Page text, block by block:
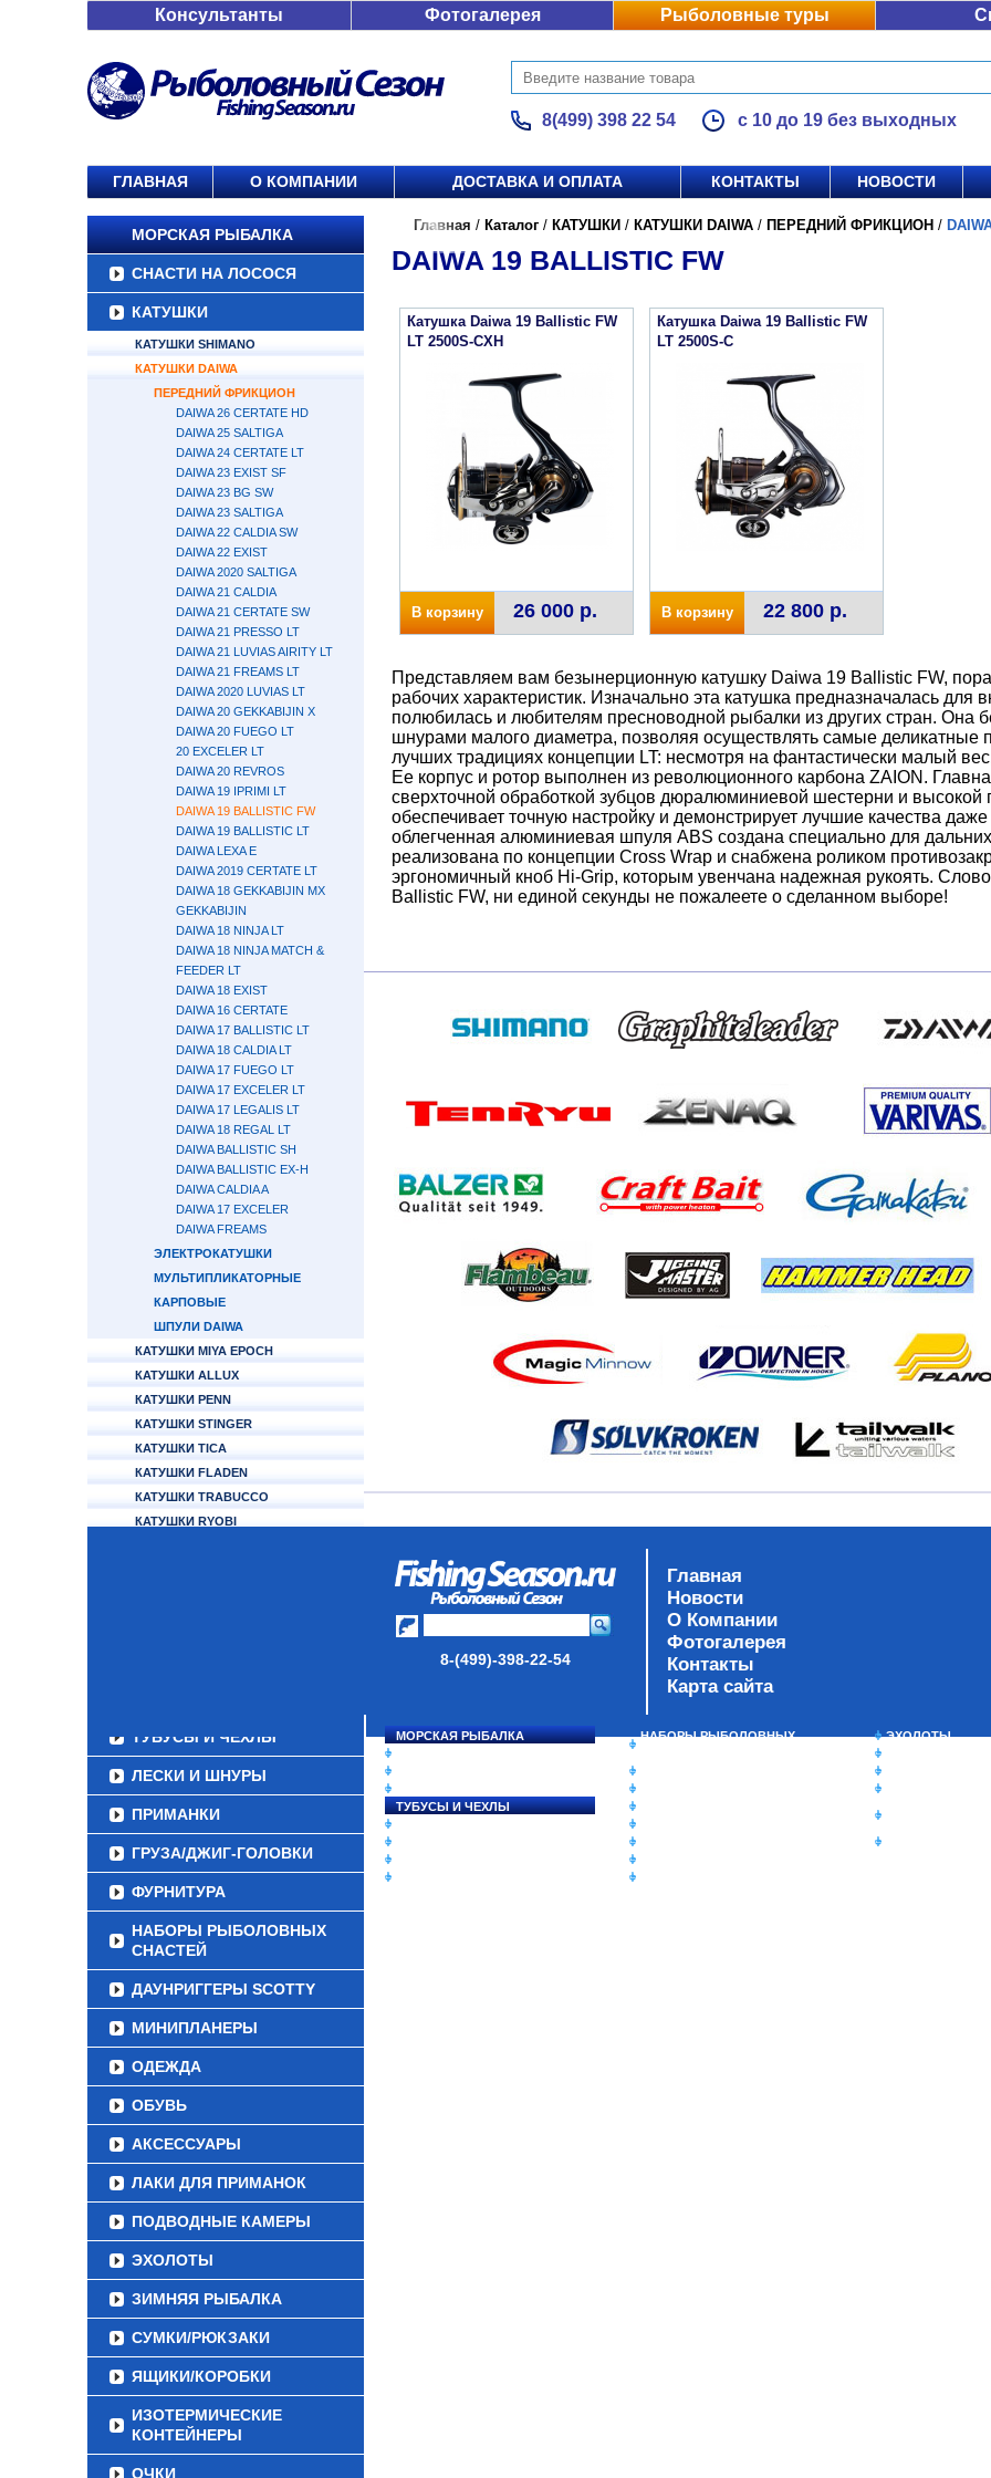
Консультанты Фотогалерея Рыболовные туры
8(499) 398 22 54 с 10 до 19 без выходных
ГЛАВНАЯ О КОМПАНИИ ДОСТАВКА И ОПЛАТА КОНТАКТЫ НОВОСТИ
МОРСКАЯ РЫБАЛКА
СНАСТИ НА ЛОСОСЯ
КАТУШКИ
КАТУШКИ SHIMANO
КАТУШКИ DAIWA
ПЕРЕДНИЙ ФРИКЦИОН
DAIWA 26 CERTATE HD
DAIWA 25 SALTIGA
DAIWA 24 CERTATE LT
DAIWA 23 EXIST SF
DAIWA 23 BG SW
DAIWA 23 SALTIGA
DAIWA 22 CALDIA SW
DAIWA 22 EXIST
DAIWA 2020 SALTIGA
DAIWA 21 CALDIA
DAIWA 21 CERTATE SW
DAIWA 21 PRESSO LT
DAIWA 21 LUVIAS AIRITY LT
DAIWA 21 FREAMS LT
DAIWA 2020 LUVIAS LT
DAIWA 20 GEKKABIJIN X
DAIWA 20 FUEGO LT
20 EXCELER LT
DAIWA 20 REVROS
DAIWA 19 IPRIMI LT
DAIWA 19 BALLISTIC FW
DAIWA 19 BALLISTIC LT
DAIWA LEXA E
DAIWA 2019 CERTATE LT
DAIWA 18 GEKKABIJIN MX
GEKKABIJIN
DAIWA 18 NINJA LT
DAIWA 18 NINJA MATCH &
FEEDER LT
DAIWA 18 EXIST
DAIWA 16 CERTATE
DAIWA 17 BALLISTIC LT
DAIWA 18 CALDIA LT
DAIWA 17 FUEGO LT
DAIWA 17 EXCELER LT
DAIWA 17 LEGALIS LT
DAIWA 18 REGAL LT
DAIWA BALLISTIC SH
DAIWA BALLISTIC EX-H
DAIWA CALDIA A
DAIWA 17 EXCELER
DAIWA FREAMS
ЭЛЕКТРОКАТУШКИ
МУЛЬТИПЛИКАТОРНЫЕ
КАРПОВЫЕ
ШПУЛИ DAIWA
КАТУШКИ MIYA EPOCH
КАТУШКИ ALLUX
КАТУШКИ PENN
КАТУШКИ STINGER
КАТУШКИ TICA
КАТУШКИ FLADEN
КАТУШКИ TRABUCCO
КАТУШКИ RYOBI
ТУБУСЫ И ЧЕХЛЫ
ЛЕСКИ И ШНУРЫ
ПРИМАНКИ
ГРУЗА/ДЖИГ-ГОЛОВКИ
ФУРНИТУРА
НАБОРЫ РЫБОЛОВНЫХ
СНАСТЕЙ
ДАУНРИГГЕРЫ SCOTTY
МИНИПЛАНЕРЫ
ОДЕЖДА
ОБУВЬ
АКСЕССУАРЫ
ЛАКИ ДЛЯ ПРИМАНОК
ПОДВОДНЫЕ КАМЕРЫ
ЭХОЛОТЫ
ЗИМНЯЯ РЫБАЛКА
СУМКИ/РЮКЗАКИ
ЯЩИКИ/КОРОБКИ
ИЗОТЕРМИЧЕСКИЕ
КОНТЕЙНЕРЫ
ОЧКИ
Главная / Каталог / КАТУШКИ / КАТУШКИ DAIWA / ПЕРЕДНИЙ ФРИКЦИОН /
DAIWA 19 BALLISTIC FW
Катушка Daiwa 19 Ballistic FW
LT 2500S-CXH
В корзину 26 000 р.
Катушка Daiwa 19 Ballistic FW
LT 2500S-C
В корзину 22 800 р.
Представляем вам безынерционную катушку Daiwa 19 Ballistic FW,
рабочих характеристик. Изначально эта катушка предназначалась для
полюбилась и любителям пресноводной рыбалки из других стран. Она
шнурами малого диаметра, позволяя осуществлять самые деликатные
лучших традициях концепции LT: несмотря на фантастически малый
Ее корпус и ротор выполнен из революционного карбона ZAION.
сверхточной обработкой зубцов дюралюминиевой шестерни и
обеспечивает точную настройку и демонстрирует лучшие качества
облегченная алюминиевая шпуля ABS создана специально для
реализована по концепции Cross Wrap и снабжена роликом
эргономичный кноб Hi-Grip, которым увенчана надежная рукоять.
Ballistic FW, ни единой секунды не пожалеете о сделанном выборе!
8-(499)-398-22-54
Главная
Новости
О Компании
Фотогалерея
Контакты
Карта сайта
МОРСКАЯ РЫБАЛКА
ТУБУСЫ И ЧЕХЛЫ
НАБОРЫ РЫБОЛОВНЫХ
ЭХОЛОТЫ